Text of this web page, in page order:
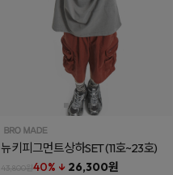
뉴키피그먼트상하SET(11호~23호)
43,800원40% ↓ 26,300원